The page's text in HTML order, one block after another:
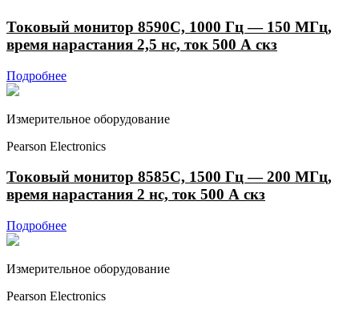
Токовый монитор 8590C, 1000 Гц — 150 МГц,
время нарастания 2,5 нс, ток 500 А скз
Подробнее
Измерительное оборудование
Pearson Electronics
Токовый монитор 8585C, 1500 Гц — 200 МГц,
время нарастания 2 нс, ток 500 А скз
Подробнее
Измерительное оборудование
Pearson Electronics